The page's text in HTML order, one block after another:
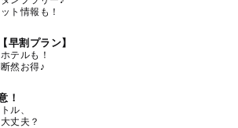
ト情報も！
早割プラン】
テルも！
然お得♪
！
ル、
丈夫？